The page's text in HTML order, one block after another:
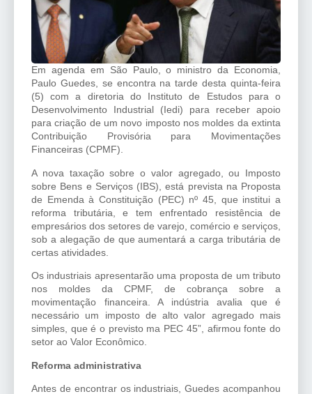
Em agenda em São Paulo, o ministro da Economia,
Paulo Guedes, se encontra na tarde desta quinta-feira
(5) com a diretoria do Instituto de Estudos para o
Desenvolvimento Industrial (Iedi) para receber apoio
para criação de um novo imposto nos moldes da extinta
Contribuição Provisória para Movimentações
Financeiras (CPMF).
A nova taxação sobre o valor agregado, ou Imposto
sobre Bens e Serviços (IBS), está prevista na Proposta
de Emenda à Constituição (PEC) nº 45, que institui a
reforma tributária, e tem enfrentado resistência de
empresários dos setores de varejo, comércio e serviços,
sob a alegação de que aumentará a carga tributária de
certas atividades.
Os industriais apresentarão uma proposta de um tributo
nos moldes da CPMF, de cobrança sobre a
movimentação financeira. A indústria avalia que é
necessário um imposto de alto valor agregado mais
simples, que é o previsto ma PEC 45”, afirmou fonte do
setor ao Valor Econômico.
Reforma administrativa
Antes de encontrar os industriais, Guedes acompanhou